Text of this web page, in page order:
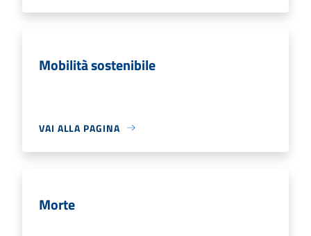
Mobilità sostenibile
VAI ALLA PAGINA
Morte